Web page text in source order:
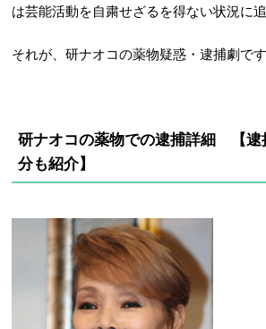
は芸能活動を自粛せざるを得ない状況に
それが、研ナオコの薬物疑惑・逮捕劇です
研ナオコの薬物での逮捕詳細 【逮
分も紹介】